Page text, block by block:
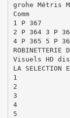
grohe Métris
Comm
1 P 367
2 P 364 3 P
4 P 365 5 P
ROBINETTERIE
Visuels HD
LA SELECTION
1
2
3
4
5